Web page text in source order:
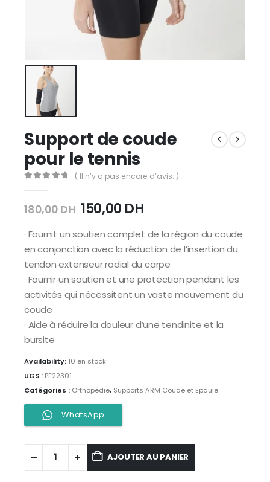
Support de coude
pour le tennis
( Il n’y a pas encore d’avis. )
180,00DH 150,00 DH
· Fournit un soutien complet de la région du coude
en conjonction avec la réduction de l’insertion du
tendon extenseur radial du carpe
· Fournir un soutien et une protection pendant les
activités qui nécessitent un vaste mouvement du
coude
· Aide à réduire la douleur d’une tendinite et la
bursite
Availability: 10 en stock
UGS : PF22301
Catégories : Orthopédie, Supports ARM Coude et Epaule
WhatsApp
AJOUTER AU PANIER